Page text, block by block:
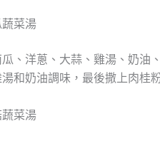
菜湯
、洋蔥、大蒜、雞湯、奶油
和奶油調味，最後撒上肉桂
菜湯